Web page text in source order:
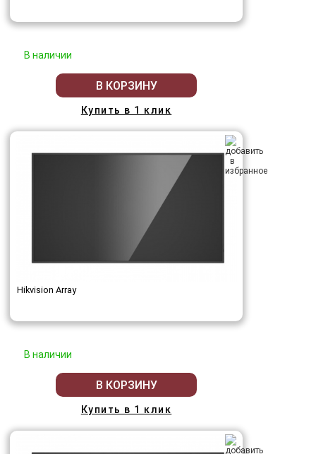
В наличии
В КОРЗИНУ
Купить в 1 клик
Hikvision Array
В наличии
В КОРЗИНУ
Купить в 1 клик